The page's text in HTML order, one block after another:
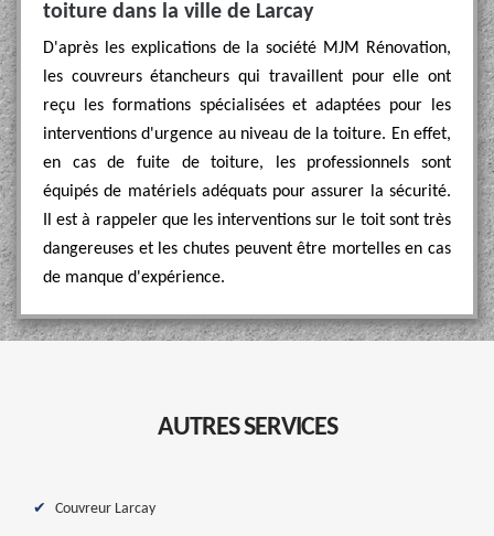
toiture dans la ville de Larcay
D'après les explications de la société MJM Rénovation,
les couvreurs étancheurs qui travaillent pour elle ont
reçu les formations spécialisées et adaptées pour les
interventions d'urgence au niveau de la toiture. En effet,
en cas de fuite de toiture, les professionnels sont
équipés de matériels adéquats pour assurer la sécurité.
Il est à rappeler que les interventions sur le toit sont très
dangereuses et les chutes peuvent être mortelles en cas
de manque d'expérience.
AUTRES SERVICES
Couvreur Larcay